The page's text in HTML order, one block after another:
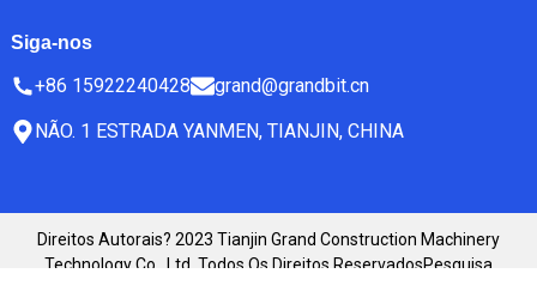
Siga-nos
+86 15922240428
grand@grandbit.cn
NÃO. 1 ESTRADA YANMEN, TIANJIN, CHINA
Direitos Autorais? 2023 Tianjin Grand Construction Machinery
Technology Co., Ltd. Todos Os Direitos ReservadosPesquisa